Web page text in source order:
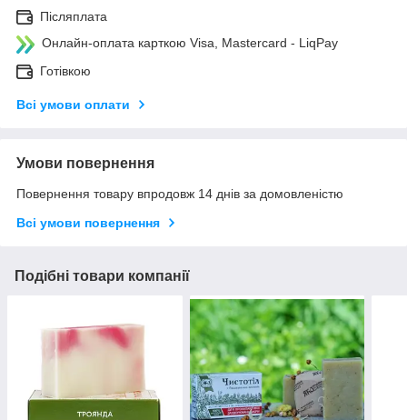
Післяплата
Онлайн-оплата карткою Visa, Mastercard - LiqPay
Готівкою
Всі умови оплати
Умови повернення
Повернення товару впродовж 14 днів за домовленістю
Всі умови повернення
Подібні товари компанії